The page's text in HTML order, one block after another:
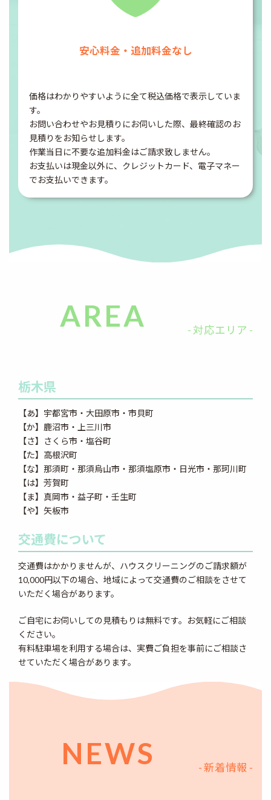
安心料金・追加料金なし
価格はわかりやすいように全て税込価格で表示していま
す。
お問い合わせやお見積りにお伺いした際、最終確認のお
見積りをお知らせします。
作業当日に不要な追加料金はご請求致しません。
お支払いは現金以外に、クレジットカード、電子マネー
でお支払いできます。
AREA - 対応エリア -
栃木県
【あ】宇都宮市・大田原市・市貝町
【か】鹿沼市・上三川市
【さ】さくら市・塩谷町
【た】高根沢町
【な】那須町・那須烏山市・那須塩原市・日光市・那珂川町
【は】芳賀町
【ま】真岡市・益子町・壬生町
【や】矢板市
交通費について
交通費はかかりませんが、ハウスクリーニングのご請求額が
10,000円以下の場合、地域によって交通費のご相談をさせて
いただく場合があります。
ご自宅にお伺いしての見積もりは無料です。お気軽にご相談
ください。
有料駐車場を利用する場合は、実費ご負担を事前にご相談さ
せていただく場合があります。
NEWS - 新着情報 -